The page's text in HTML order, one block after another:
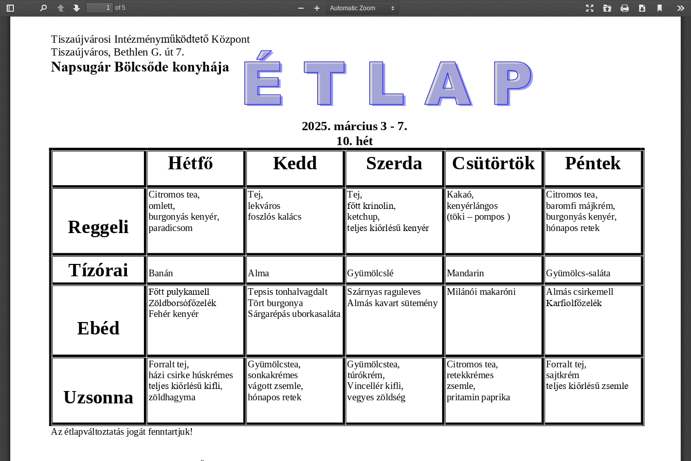
Toggle
PreviousNext
of 5
Presentation
Open Print Download
Current
Zoom
Zoom
Tiszaújvárosi Intézményműködtető Központ
Tiszaújváros, Bethlen G. út 7.
Napsugár Bölcsőde konyhája
2025. március 3 - 7.
10.  hét
Az étlapváltoztatás jogát fenntartjuk!
Hétfő Kedd Szerda Csütörtök Péntek
Reggeli
Citromos tea,
omlett,
burgonyás kenyér,
paradicsom
Tej,
lekváros
foszlós kalács
Tej,
főtt krinolin,
ketchup,
teljes kiőrlésű kenyér
Kakaó,
kenyérlángos
(töki – pompos )
Citromos tea,
baromfi májkrém,
burgonyás kenyér,
hónapos retek
Tízórai Banán Alma Gyümölcslé Mandarin Gyümölcs- saláta
Ebéd
Főtt pulykamell
Zöldborsófőzelék
Fehér kenyér
Tepsis tonhalvagdalt
Tört burgonya
Sárgarépás uborkasaláta
Szárnyas raguleves
Almás kavart sütemény
Milánói makaróni
Almás csirkemell
Karfiolfőzelék
Uzsonna
Forralt tej,
házi csirke húskrémes
teljes kiőrlésű kifli,
zöldhagyma
Gyümölcstea,
sonkakrémes
vágott zsemle,
hónapos retek
Gyümölcstea,
túrókrém,
Vincellér kifli,
vegyes zöldség
Citromos tea,
retekkrémes
zsemle,
pritamin paprika
Forralt tej,
sajtkrém
teljes kiőrlésű zsemle